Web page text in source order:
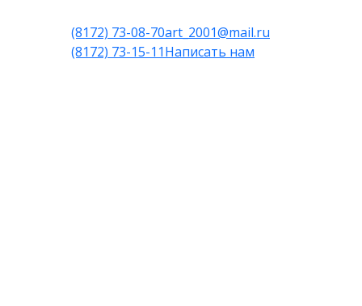
(8172) 73-08-70
(8172) 73-15-11
art_2001@mail.ru
Написать нам